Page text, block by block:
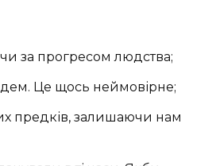
за прогресом людства;
Це щось неймовірне;
предків, залишаючи нам